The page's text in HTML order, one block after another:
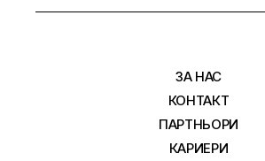
ЗА НАС
КОНТАКТ
ПАРТНЬОРИ
КАРИЕРИ